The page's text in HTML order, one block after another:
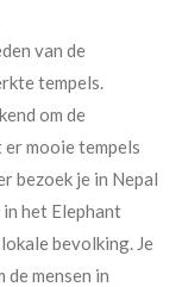
van de
tempels.
om de
mooie tempels
bezoek je in Nepal
het Elephant
bevolking. Je
mensen in